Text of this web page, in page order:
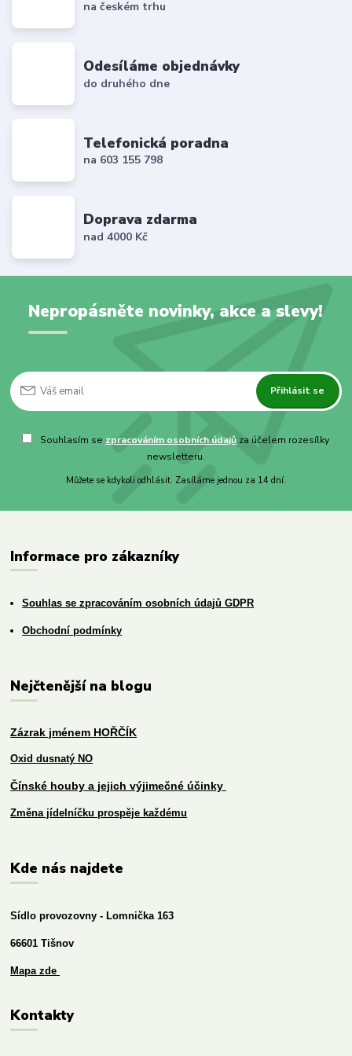
na českém trhu
Odesíláme objednávky
do druhého dne
Telefonická poradna
na 603 155 798
Doprava zdarma
nad 4000 Kč
Nepropásněte novinky, akce a slevy!
Přihlásit se
Souhlasím se zpracováním osobních údajů za účelem rozesílky
newsletteru.
Můžete se kdykoli odhlásit. Zasíláme jednou za 14 dní.
Informace pro zákazníky
Souhlas se zpracováním osobních údajů GDPR
Obchodní podmínky
Nejčtenější na blogu
Zázrak jménem HOŘČÍK
Oxid dusnatý NO
Čínské houby a jejich výjimečné účinky
Změna jídelníčku prospěje každému
Kde nás najdete
Sídlo provozovny - Lomnička 163
66601 Tišnov
Mapa zde
Kontakty